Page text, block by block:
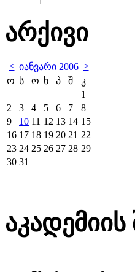
არქივი
< იანვარი 2006 >
ო ს ო ხ პ შ
კ
1
2
3 4 5 6 7
8
9
10 11 12 13 14 15
16 17 18 19 20 21 22
23 24 25 26 27 28 29
30 31
აკადემიის